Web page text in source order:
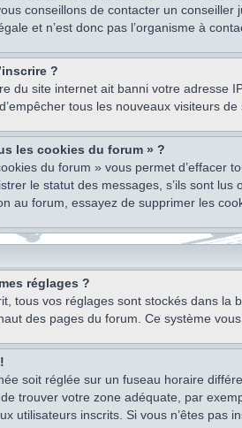
conseillons de contacter un
et n’est donc pas l’organisme à
?
du site internet ait banni votre adresse
tous les nouveaux visiteurs
les cookies du forum » ?
du forum » vous permet
le statut des messages, s’ils sont
au forum, essayez de supprimer les
réglages ?
tous vos réglages sont stockés dans
des pages du forum. Ce système
soit réglée sur un fuseau horaire
trouver votre zone adéquate, par
utilisateurs inscrits. Si vous n’êtes pas